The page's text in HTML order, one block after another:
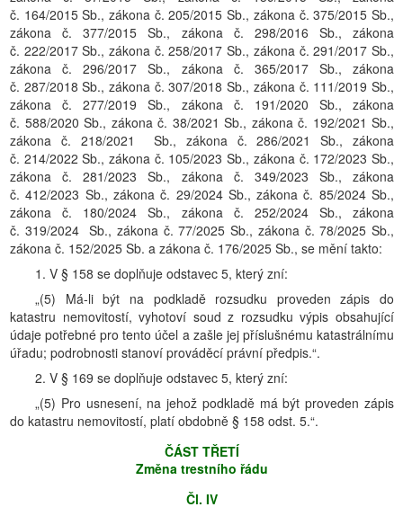
č. 164/2015 Sb., zákona č. 205/2015 Sb., zákona č. 375/2015 Sb.,
zákona č. 377/2015 Sb., zákona č. 298/2016 Sb., zákona
č. 222/2017 Sb., zákona č. 258/2017 Sb., zákona č. 291/2017 Sb.,
zákona č. 296/2017 Sb., zákona č. 365/2017 Sb., zákona
č. 287/2018 Sb., zákona č. 307/2018 Sb., zákona č. 111/2019 Sb.,
zákona č. 277/2019 Sb., zákona č. 191/2020 Sb., zákona
č. 588/2020 Sb., zákona č. 38/2021 Sb., zákona č. 192/2021 Sb.,
zákona č. 218/2021 Sb., zákona č. 286/2021 Sb., zákona
č. 214/2022 Sb., zákona č. 105/2023 Sb., zákona č. 172/2023 Sb.,
zákona č. 281/2023 Sb., zákona č. 349/2023 Sb., zákona
č. 412/2023 Sb., zákona č. 29/2024 Sb., zákona č. 85/2024 Sb.,
zákona č. 180/2024 Sb., zákona č. 252/2024 Sb., zákona
č. 319/2024 Sb., zákona č. 77/2025 Sb., zákona č. 78/2025 Sb.,
zákona č. 152/2025 Sb. a zákona č. 176/2025 Sb., se mění takto:
1. V § 158 se doplňuje odstavec 5, který zní:
„(5) Má-li být na podkladě rozsudku proveden zápis do
katastru nemovitostí, vyhotoví soud z rozsudku výpis obsahující
údaje potřebné pro tento účel a zašle jej příslušnému katastrálnímu
úřadu; podrobnosti stanoví prováděcí právní předpis.“.
2. V § 169 se doplňuje odstavec 5, který zní:
„(5) Pro usnesení, na jehož podkladě má být proveden zápis
do katastru nemovitostí, platí obdobně § 158 odst. 5.“.
ČÁST TŘETÍ
Změna trestního řádu
Čl. IV